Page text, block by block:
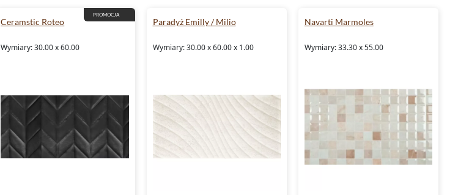
PROMOCJA
Ceramstic Roteo
Wymiary: 30.00 x 60.00
Paradyż Emilly / Milio
Wymiary: 30.00 x 60.00 x 1.00
Navarti Marmoles
Wymiary: 33.30 x 55.00